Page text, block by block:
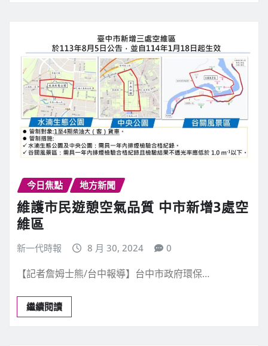
今日焦點 地方新聞
維護市民遊憩空氣品質 中市新增3處空
維區
新一代時報 8 月 30, 2024 0
【記者詹姆士熊/台中報導】台中市政府環保…
繼續閱讀